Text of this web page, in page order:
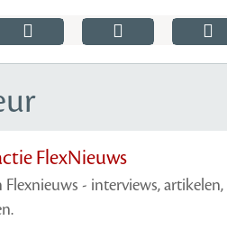
FlexNieuws
Flexnieuws - interviews,